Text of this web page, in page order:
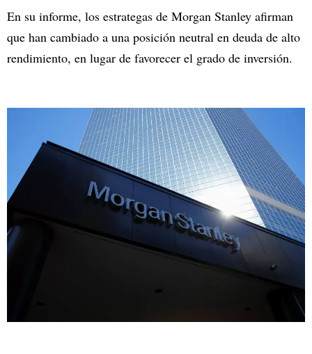
En su informe, los estrategas de Morgan Stanley afirman
que han cambiado a una posición neutral en deuda de alto
rendimiento, en lugar de favorecer el grado de inversión.